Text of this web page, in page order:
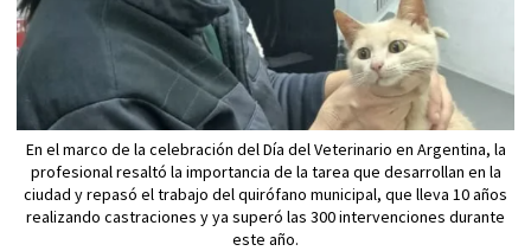
En el marco de la celebración del Día del Veterinario en Argentina, la
profesional resaltó la importancia de la tarea que desarrollan en la
ciudad y repasó el trabajo del quirófano municipal, que lleva 10 años
realizando castraciones y ya superó las 300 intervenciones durante
este año.